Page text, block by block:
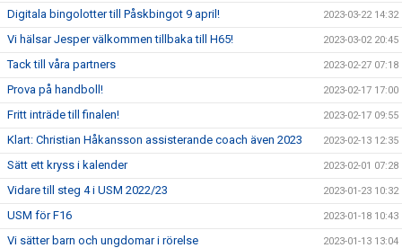
Digitala bingolotter till Påskbingot 9 april! 2023-03-22 14:32
Vi hälsar Jesper välkommen tillbaka till H65! 2023-03-02 20:45
Tack till våra partners 2023-02-27 07:18
Prova på handboll! 2023-02-17 17:00
Fritt inträde till finalen! 2023-02-17 09:55
Klart: Christian Håkansson assisterande coach även 2023 2023-02-13 12:35
Sätt ett kryss i kalender 2023-02-01 07:28
Vidare till steg 4 i USM 2022/23 2023-01-23 10:32
USM för F16 2023-01-18 10:43
Vi sätter barn och ungdomar i rörelse 2023-01-13 13:04